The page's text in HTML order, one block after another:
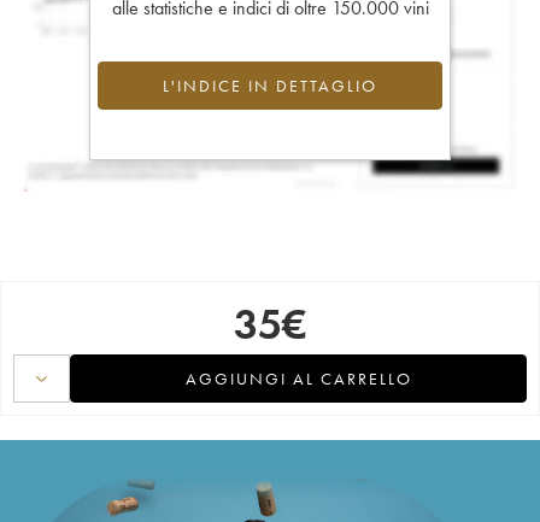
alle statistiche e indici di oltre 150.000 vini
L'INDICE IN DETTAGLIO
35€
AGGIUNGI AL CARRELLO